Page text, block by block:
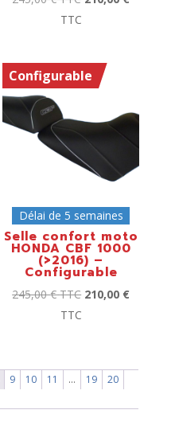
TTC
Configurable
Délai de 5 semaines
Selle confort moto
HONDA CBF 1000
(>2016) –
Configurable
245,00€ TTC 210,00 €
TTC
9 10 11 … 19
20